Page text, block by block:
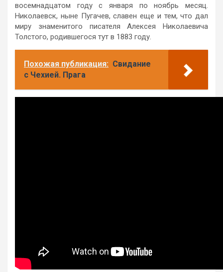
восемнадцатом году с января по ноябрь месяц.
Николаевск, ныне Пугачев, славен еще и тем, что дал
миру знаменитого писателя Алексея Николаевича
Толстого, родившегося тут в 1883 году.
Похожая публикация: Свидание
с Чехией. Прага